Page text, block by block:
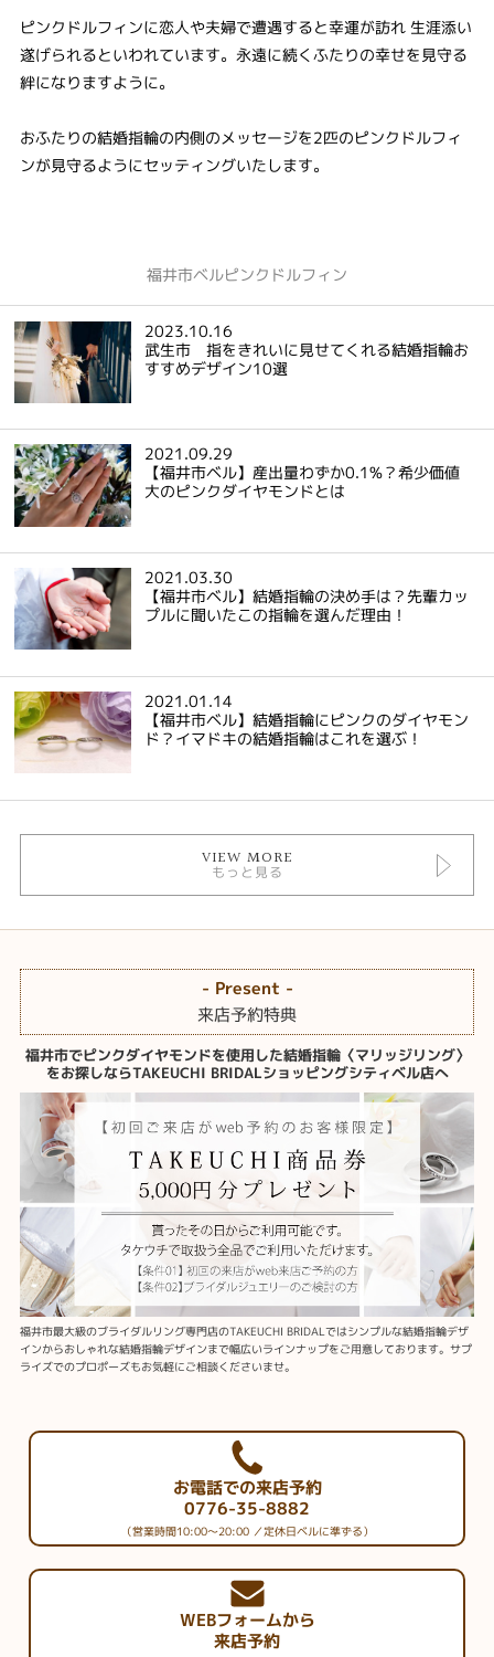
ピンクドルフィンに恋人や夫婦で遭遇すると幸運が訪れ 生涯添い
遂げられるといわれています。永遠に続くふたりの幸せを見守る
絆になりますように。
おふたりの結婚指輪の内側のメッセージを2匹のピンクドルフィ
ンが見守るようにセッティングいたします。
福井市ベルピンクドルフィン
2023.10.16
武生市 指をきれいに見せてくれる結婚指輪お
すすめデザイン10選
2021.09.29
【福井市ベル】産出量わずか0.1%？希少価値
大のピンクダイヤモンドとは
2021.03.30
【福井市ベル】結婚指輪の決め手は？先輩カッ
プルに聞いたこの指輪を選んだ理由！
2021.01.14
【福井市ベル】結婚指輪にピンクのダイヤモン
ド？イマドキの結婚指輪はこれを選ぶ！
VIEW MORE
もっと見る
- Present -
来店予約特典
福井市でピンクダイヤモンドを使用した結婚指輪〈マリッジリング〉
をお探しならTAKEUCHI BRIDALショッピングシティベル店へ
福井市最大級のブライダルリング専門店のTAKEUCHI BRIDALではシンプルな結婚指輪デザ
インからおしゃれな結婚指輪デザインまで幅広いラインナップをご用意しております。サプ
ライズでのプロポーズもお気軽にご相談くださいませ。
お電話での来店予約
0776-35-8882
（営業時間10:00～20:00 ／定休日ベルに準ずる）
WEBフォームから
来店予約